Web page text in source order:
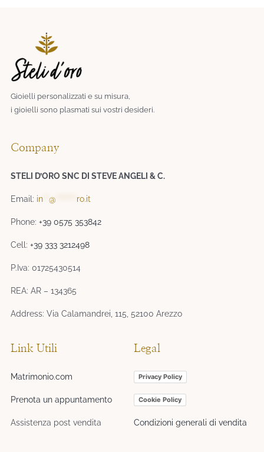
Gioielli personalizzati e su misura,
i gioielli sono plasmati sui vostri desideri.​
Company
STELI D’ORO SNC DI STEVE ANGELI & C.
Email: in **@ ro.it
Phone:+39 0575 353842
Cell:+39 333 3212498
P.Iva: 01725430514
REA: AR – 134365
Address: Via Calamandrei, 115, 52100 Arezzo
Link Utili
Matrimonio.com
Prenota un appuntamento
Assistenza post vendita
Legal
Privacy Policy
Cookie Policy
Condizioni generali di vendita